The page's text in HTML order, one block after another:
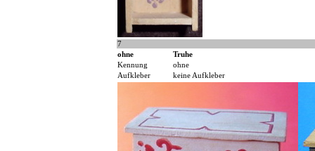
7
ohne
Truhe
Kennung
ohne
Aufkleber
keine Aufkleber